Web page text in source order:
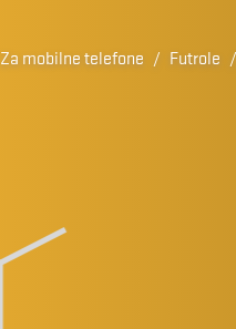
Za mobilne telefone / Futrole /